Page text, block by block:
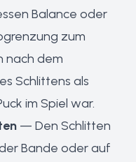
Balance oder
zum
nach dem
Schlittens als
im Spiel war.
— Den Schlitten
Bande oder auf